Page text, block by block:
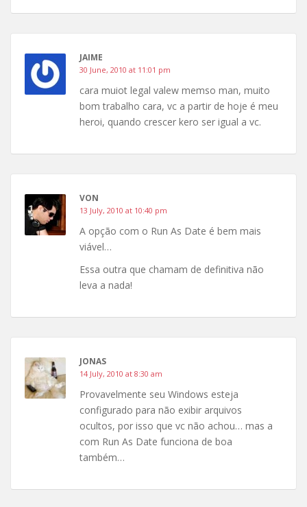
JAIME
30 June, 2010 at 11:01 pm
cara muiot legal valew memso man, muito
bom trabalho cara, vc a partir de hoje é meu
heroi, quando crescer kero ser igual a vc.
VON
13 July, 2010 at 10:40 pm
A opção com o Run As Date é bem mais
viável…
Essa outra que chamam de definitiva não
leva a nada!
JONAS
14 July, 2010 at 8:30 am
Provavelmente seu Windows esteja
configurado para não exibir arquivos
ocultos, por isso que vc não achou… mas a
com Run As Date funciona de boa
também…